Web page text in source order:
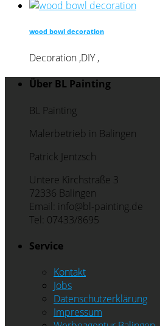
wood bowl decoration
Decoration ,DIY,
Über BL Painting
BL Painting
Malerbetrieb in Balingen
Patrick Jentzsch
Untere Kirchstraße 3
72336 Balingen
Email: info@bl-painting.de
Tel: 07433/8695
Service
Kontakt
Jobs
Datenschutzerklärung
Impressum